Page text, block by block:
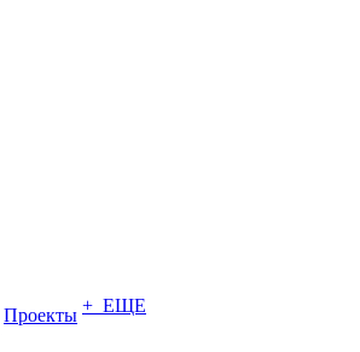
Проекты + ЕЩЕ